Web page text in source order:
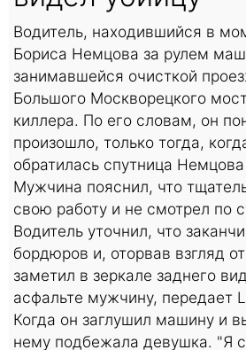
Водитель, находившийся в
Бориса Немцова за рулем
занимавшейся очисткой
Большого Москворецкого
киллера. По его словам, он
произошло, только тогда,
обратилась спутница
Мужчина пояснил, что
свою работу и не смотрел по
Водитель уточнил, что
бордюров и, оторвав взгляд
заметил в зеркале заднего
асфальте мужчину, передает
Когда он заглушил машину и
нему подбежала девушка. "Я